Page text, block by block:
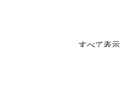
すべて表示